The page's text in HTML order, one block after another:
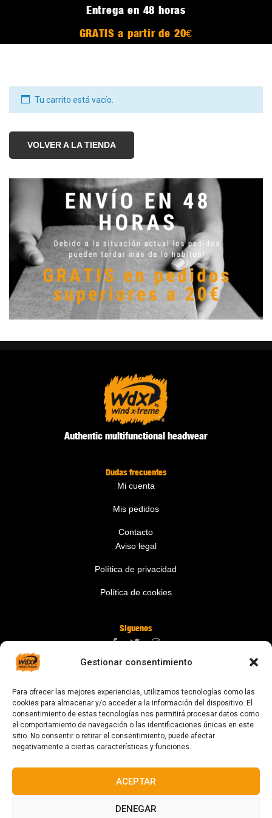
Gestionar consentimiento
Para ofrecer las mejores experiencias, utilizamos tecnologías como las
cookies para almacenar y/o acceder a la información del dispositivo. El
consentimiento de estas tecnologías nos permitirá procesar datos como
el comportamiento de navegación o las identificaciones únicas en este
sitio. No consentir o retirar el consentimiento, puede afectar
negativamente a ciertas características y funciones.
ACEPTAR
DENEGAR
Entrega en 48 horas
GRATIS a partir de 20€
Tu carrito está vacío.
VOLVER A LA TIENDA
Authentic multifunctional headwear
Dudas frecuentes
Mi cuenta
Mis pedidos
Contacto
Aviso legal
Política de privacidad
Política de cookies
Síguenos
digital@zonawind.com
Av. de la Mare de Déu de Montserrat, 115
08024 Barcelona